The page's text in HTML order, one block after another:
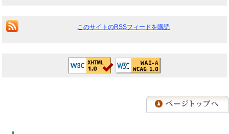
このサイトのRSSフィードを購読